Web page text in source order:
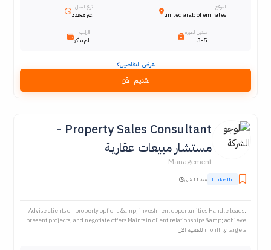
الموقع
united arab of emirates
نوع العمل
غير محدد
سنين الخبرة
3-5
الراتب
لم يذكر
عرض التفاصيل
تقديم الآن
Property Sales Consultant -
مستشار مبيعات عقارية
Management
LinkedIn منذ 11 شهر
Advise clients on property options &amp; investment opportunities Handle leads,
present projects, and negotiate offers Maintain client relationships &amp; achieve
monthly targets للتقديم الان